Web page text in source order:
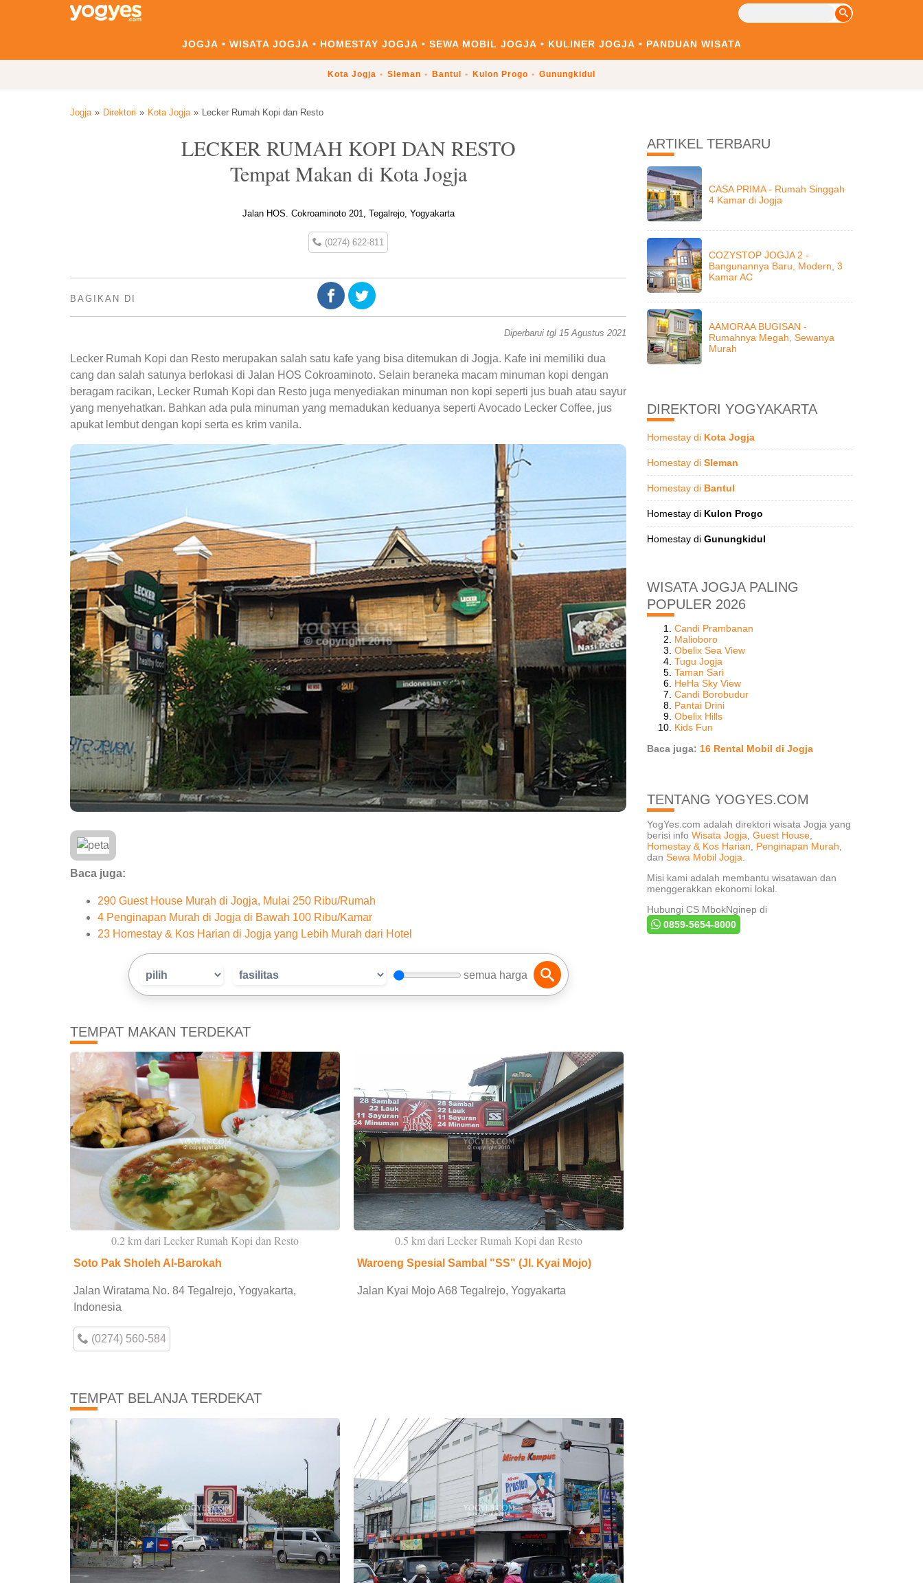
JOGJA WISATA JOGJA HOMESTAY JOGJA SEWA MOBIL JOGJA KULINER JOGJA PANDUAN WISATA
Kota Jogja Sleman Bantul Kulon Progo Gunungkidul
Jogja Direktori Kota Jogja Lecker Rumah Kopi dan Resto
LECKER RUMAH KOPI DAN RESTO
Tempat Makan di Kota Jogja
Jalan HOS. Cokroaminoto 201, Tegalrejo, Yogyakarta
(0274) 622-811
BAGIKAN DI
Diperbarui tgl 15 Agustus 2021
Lecker Rumah Kopi dan Resto merupakan salah satu kafe yang bisa ditemukan di Jogja. Kafe ini memiliki dua
cang dan salah satunya berlokasi di Jalan HOS Cokroaminoto. Selain beraneka macam minuman kopi dengan
beragam racikan, Lecker Rumah Kopi dan Resto juga menyediakan minuman non kopi seperti jus buah atau sayur
yang menyehatkan. Bahkan ada pula minuman yang memadukan keduanya seperti Avocado Lecker Coffee, jus
apukat lembut dengan kopi serta es krim vanila.
Baca juga:
290 Guest House Murah di Jogja, Mulai 250 Ribu/Rumah
4 Penginapan Murah di Jogja di Bawah 100 Ribu/Kamar
23 Homestay & Kos Harian di Jogja yang Lebih Murah dari Hotel
semua harga
TEMPAT MAKAN TERDEKAT
0.2 km dari Lecker Rumah Kopi dan Resto
Soto Pak Sholeh Al-Barokah
Jalan Wiratama No. 84 Tegalrejo, Yogyakarta,
Indonesia
(0274) 560-584
0.5 km dari Lecker Rumah Kopi dan Resto
Waroeng Spesial Sambal "SS" (Jl. Kyai Mojo)
Jalan Kyai Mojo A68 Tegalrejo, Yogyakarta
TEMPAT BELANJA TERDEKAT
ARTIKEL TERBARU
CASA PRIMA - Rumah Singgah
4 Kamar di Jogja
COZYSTOP JOGJA 2 -
Bangunannya Baru, Modern, 3
Kamar AC
AAMORAA BUGISAN -
Rumahnya Megah, Sewanya
Murah
DIREKTORI YOGYAKARTA
Homestay di Kota Jogja
Homestay di Sleman
Homestay di Bantul
Homestay di Kulon Progo
Homestay di Gunungkidul
WISATA JOGJA PALING
POPULER 2026
Candi Prambanan
Malioboro
Obelix Sea View
Tugu Jogja
Taman Sari
HeHa Sky View
Candi Borobudur
Pantai Drini
Obelix Hills
Kids Fun
Baca juga: 16 Rental Mobil di Jogja
TENTANG YOGYES.COM
YogYes.com adalah direktori wisata Jogja yang
berisi info Wisata Jogja Guest House
Homestay & Kos Harian
Penginapan Murah
dan Sewa Mobil Jogja
Misi kami adalah membantu wisatawan dan
menggerakkan ekonomi lokal.
Hubungi CS MbokNginep di
0859-5654-8000